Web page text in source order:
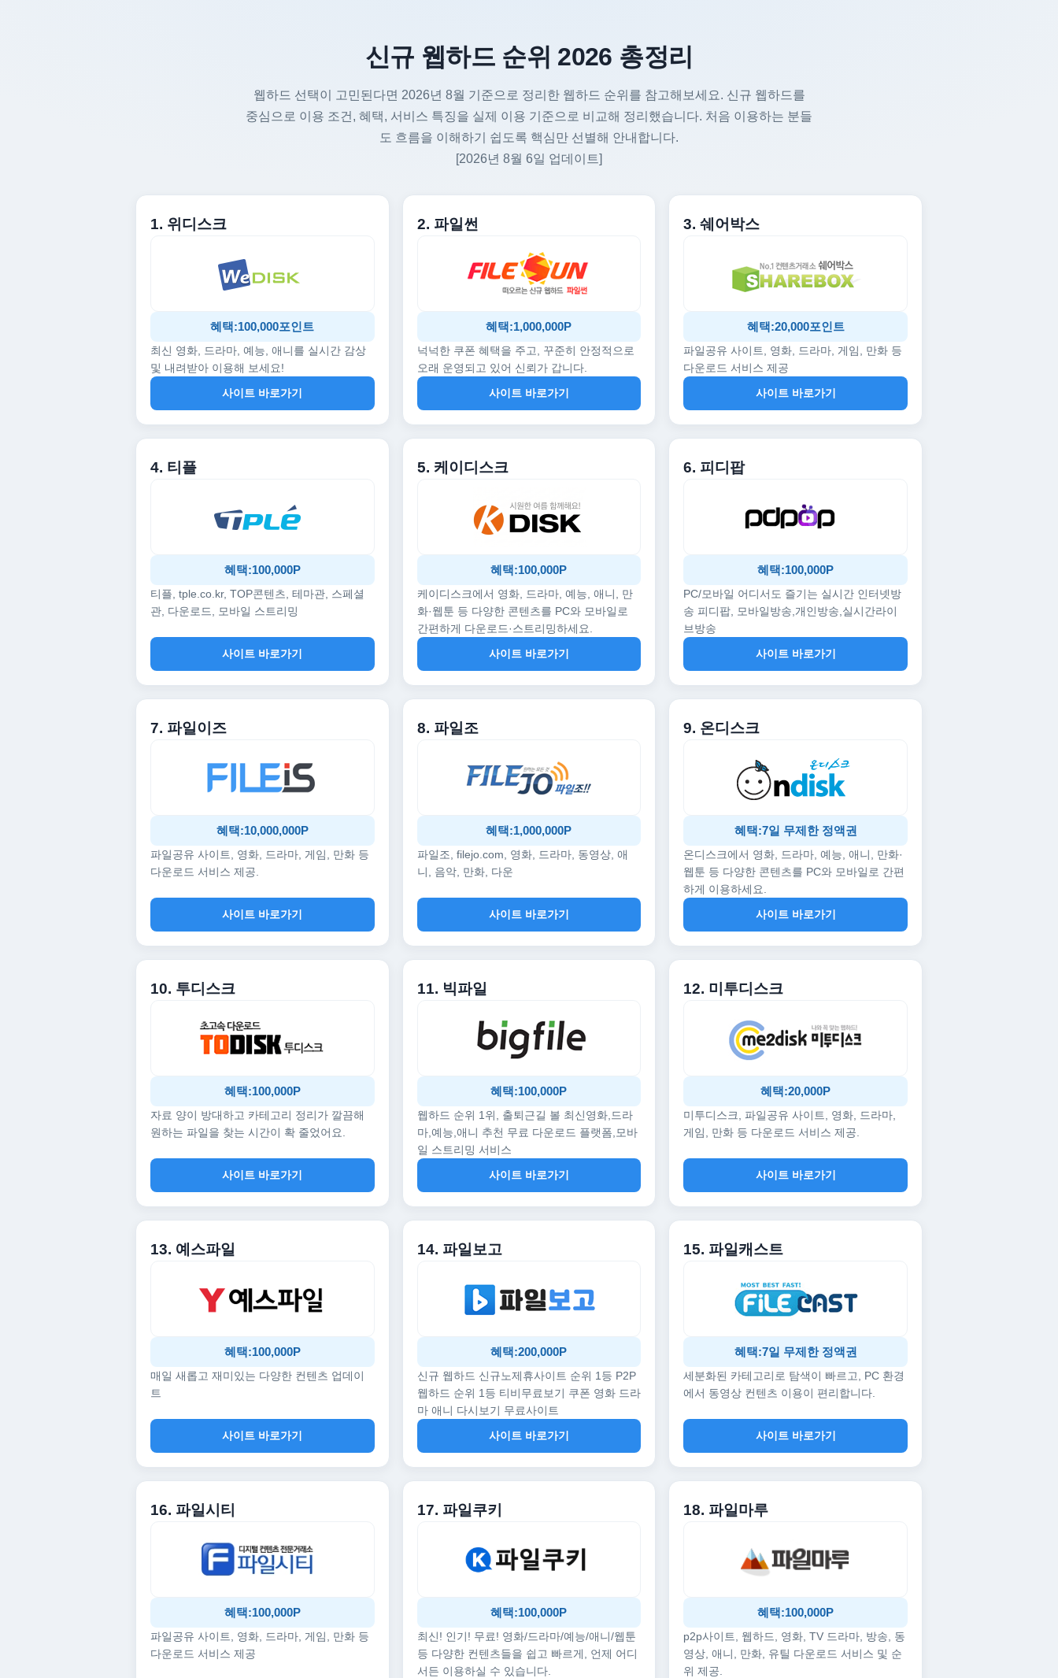
신규 웹하드 순위 2026 총정리
웹하드 선택이 고민된다면 2026년 8월 기준으로 정리한 웹하드 순위를 참고해보세요. 신규 웹하드를
중심으로 이용 조건, 혜택, 서비스 특징을 실제 이용 기준으로 비교해 정리했습니다. 처음 이용하는 분들
도 흐름을 이해하기 쉽도록 핵심만 선별해 안내합니다.
[2026년 8월 6일 업데이트]
1. 위디스크
혜택:100,000포인트
최신 영화, 드라마, 예능, 애니를 실시간 감상
및 내려받아 이용해 보세요!
사이트 바로가기
2. 파일썬
혜택:1,000,000P
넉넉한 쿠폰 혜택을 주고, 꾸준히 안정적으로
오래 운영되고 있어 신뢰가 갑니다.
사이트 바로가기
3. 쉐어박스
혜택:20,000포인트
파일공유 사이트, 영화, 드라마, 게임, 만화 등
다운로드 서비스 제공
사이트 바로가기
4. 티플
혜택:100,000P
티플, tple.co.kr, TOP콘텐츠, 테마관, 스페셜
관, 다운로드, 모바일 스트리밍
사이트 바로가기
5. 케이디스크
혜택:100,000P
케이디스크에서 영화, 드라마, 예능, 애니, 만
화·웹툰 등 다양한 콘텐츠를 PC와 모바일로
간편하게 다운로드·스트리밍하세요.
사이트 바로가기
6. 피디팝
혜택:100,000P
PC/모바일 어디서도 즐기는 실시간 인터넷방
송 피디팝, 모바일방송,개인방송,실시간라이
브방송
사이트 바로가기
7. 파일이즈
혜택:10,000,000P
파일공유 사이트, 영화, 드라마, 게임, 만화 등
다운로드 서비스 제공.
사이트 바로가기
8. 파일조
혜택:1,000,000P
파일조, filejo.com, 영화, 드라마, 동영상, 애
니, 음악, 만화, 다운
사이트 바로가기
9. 온디스크
혜택:7일 무제한 정액권
온디스크에서 영화, 드라마, 예능, 애니, 만화·
웹툰 등 다양한 콘텐츠를 PC와 모바일로 간편
하게 이용하세요.
사이트 바로가기
10. 투디스크
혜택:100,000P
자료 양이 방대하고 카테고리 정리가 깔끔해
원하는 파일을 찾는 시간이 확 줄었어요.
사이트 바로가기
11. 빅파일
혜택:100,000P
웹하드 순위 1위, 출퇴근길 볼 최신영화,드라
마,예능,애니 추천 무료 다운로드 플랫폼,모바
일 스트리밍 서비스
사이트 바로가기
12. 미투디스크
혜택:20,000P
미투디스크, 파일공유 사이트, 영화, 드라마,
게임, 만화 등 다운로드 서비스 제공.
사이트 바로가기
13. 예스파일
혜택:100,000P
매일 새롭고 재미있는 다양한 컨텐츠 업데이
트
사이트 바로가기
14. 파일보고
혜택:200,000P
신규 웹하드 신규노제휴사이트 순위 1등 P2P
웹하드 순위 1등 티비무료보기 쿠폰 영화 드라
마 애니 다시보기 무료사이트
사이트 바로가기
15. 파일캐스트
혜택:7일 무제한 정액권
세분화된 카테고리로 탐색이 빠르고, PC 환경
에서 동영상 컨텐츠 이용이 편리합니다.
사이트 바로가기
16. 파일시티
혜택:100,000P
파일공유 사이트, 영화, 드라마, 게임, 만화 등
다운로드 서비스 제공
17. 파일쿠키
혜택:100,000P
최신! 인기! 무료! 영화/드라마/예능/애니/웹툰
등 다양한 컨텐츠들을 쉽고 빠르게, 언제 어디
서든 이용하실 수 있습니다.
18. 파일마루
혜택:100,000P
p2p사이트, 웹하드, 영화, TV 드라마, 방송, 동
영상, 애니, 만화, 유틸 다운로드 서비스 및 순
위 제공.